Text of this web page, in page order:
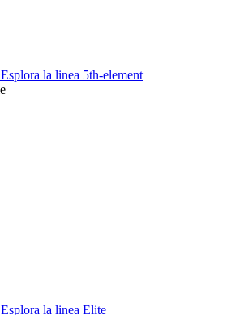
Esplora la linea 5th-element
Esplora la linea Elite